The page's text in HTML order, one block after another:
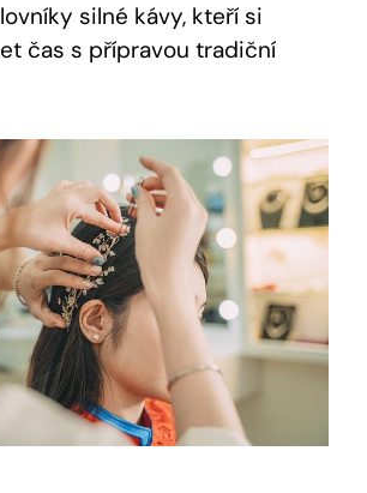
silné kávy, kteří si
čas s přípravou tradiční